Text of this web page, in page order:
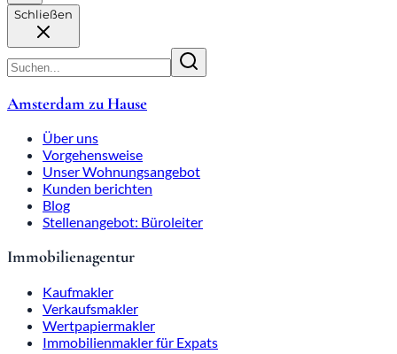
Schließen
Amsterdam zu Hause
Über uns
Vorgehensweise
Unser Wohnungsangebot
Kunden berichten
Blog
Stellenangebot: Büroleiter
Immobilienagentur
Kaufmakler
Verkaufsmakler
Wertpapiermakler
Immobilienmakler für Expats